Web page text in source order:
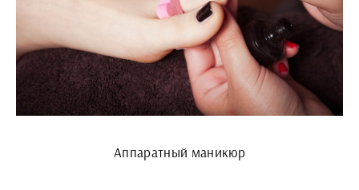
Аппаратный маникюр